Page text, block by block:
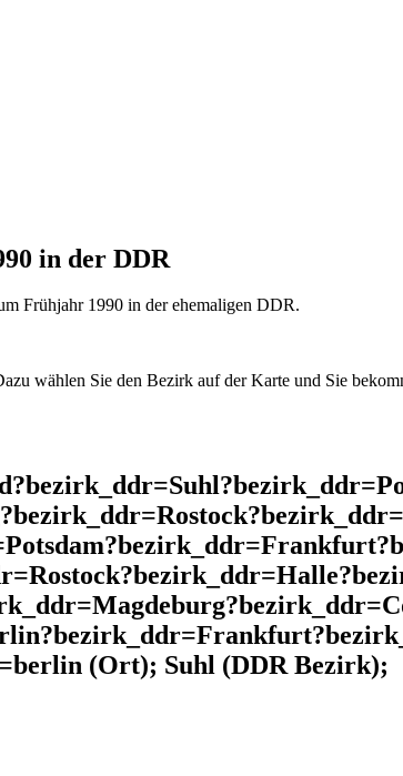
in der DDR
Frühjahr 1990 in der ehemaligen DDR.
wählen Sie den Bezirk auf der Karte und Sie
(Ort); Suhl (DDR Bezirk);